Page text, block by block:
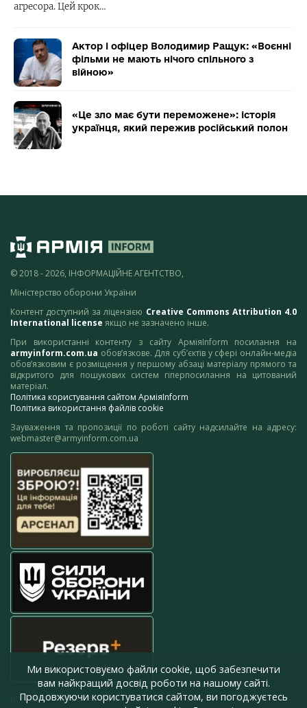
агресора. Цей крок…
Актор і офіцер Володимир Ращук: «Воєнні
фільми не мають нічого спільного з
війною»
«Це зло має бути переможене»: історія
українця, який пережив російський полон
© 2018 - 2026, ІНФОРМАЦІЙНЕ АГЕНТСТВО,
Міністерство оборони України
Контент доступний за ліцензією Creative Commons Attribution 4.0
International license якщо не зазначено інше.
При використанні контенту з сайту АрміяInform посилання на
armyinform.com.ua обов’язкове. Для суб’єктів у сфері онлайн-медіа
обов’язковим є розміщення у першому абзаці матеріалу прямого та
відкритого для пошукових систем гіперпосилання на цитований
матеріал.
Політика користування сайтом АрміяInform
Політика використання файлів cookie
Зауваження та пропозиції по роботі сайту надсилайте на адресу:
webmaster@armyinform.com.ua
press@armyinform.com.ua
Ми використовуємо файли cookie, щоб забезпечити
вам найкращий досвід роботи на нашому сайті.
Продовжуючи користуватися сайтом, ви погоджуєтесь